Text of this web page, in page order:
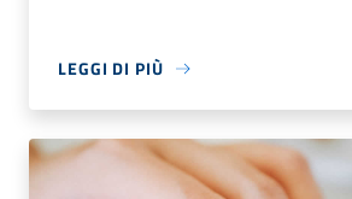
LEGGI DI PIÙ